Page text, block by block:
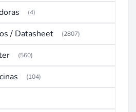
(4)
/ Datasheet (2807)
(560)
(104)